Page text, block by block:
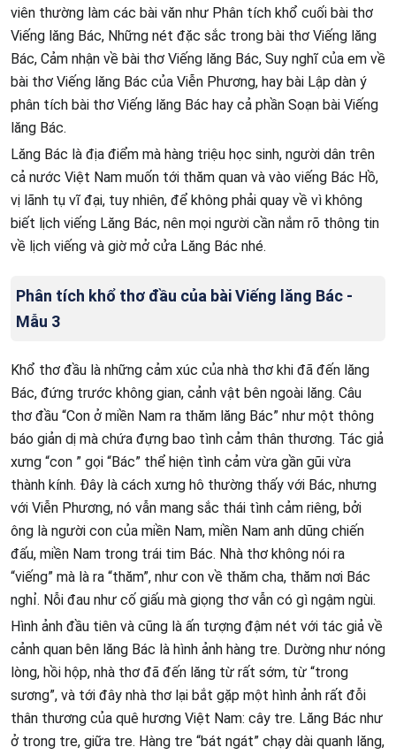
viên thường làm các bài văn như Phân tích khổ cuối bài thơ
Viếng lăng Bác, Những nét đặc sắc trong bài thơ Viếng lăng
Bác, Cảm nhận về bài thơ Viếng lăng Bác, Suy nghĩ của em về
bài thơ Viếng lăng Bác của Viễn Phương, hay bài Lập dàn ý
phân tích bài thơ Viếng lăng Bác hay cả phần Soạn bài Viếng
lăng Bác.
Lăng Bác là địa điểm mà hàng triệu học sinh, người dân trên
cả nước Việt Nam muốn tới thăm quan và vào viếng Bác Hồ,
vị lãnh tụ vĩ đại, tuy nhiên, để không phải quay về vì không
biết lịch viếng Lăng Bác, nên mọi người cần nắm rõ thông tin
về lịch viếng và giờ mở cửa Lăng Bác nhé.
Phân tích khổ thơ đầu của bài Viếng lăng Bác -
Mẫu 3
Khổ thơ đầu là những cảm xúc của nhà thơ khi đã đến lăng
Bác, đứng trước không gian, cảnh vật bên ngoài lăng. Câu
thơ đầu “Con ở miền Nam ra thăm lăng Bác” như một thông
báo giản dị mà chứa đựng bao tình cảm thân thương. Tác giả
xưng “con ” gọi “Bác” thể hiện tình cảm vừa gần gũi vừa
thành kính. Đây là cách xưng hô thường thấy với Bác, nhưng
với Viễn Phương, nó vẫn mang sắc thái tình cảm riêng, bởi
ông là người con của miền Nam, miền Nam anh dũng chiến
đấu, miền Nam trong trái tim Bác. Nhà thơ không nói ra
“viếng” mà là ra “thăm”, như con về thăm cha, thăm nơi Bác
nghỉ. Nỗi đau như cố giấu mà giọng thơ vẫn có gì ngậm ngùi.
Hình ảnh đầu tiên và cũng là ấn tượng đậm nét với tác giả về
cảnh quan bên lăng Bác là hình ảnh hàng tre. Dường như nóng
lòng, hồi hộp, nhà thơ đã đến lăng từ rất sớm, từ “trong
sương”, và tới đây nhà thơ lại bắt gặp một hình ảnh rất đỗi
thân thương của quê hương Việt Nam: cây tre. Lăng Bác như
ở trong tre, giữa tre. Hàng tre “bát ngát” chạy dài quanh lăng,